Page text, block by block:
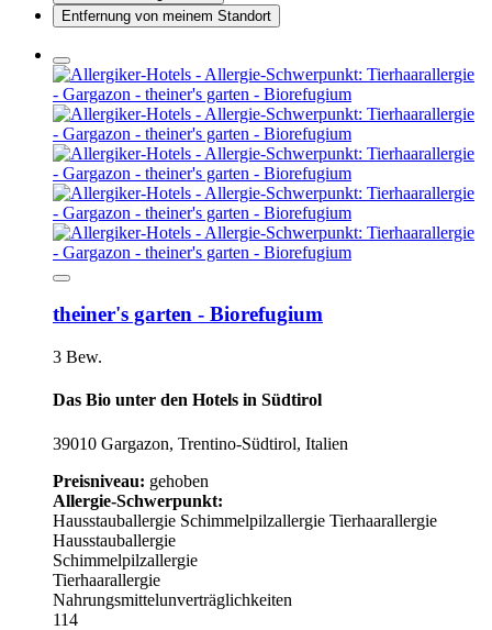
Entfernung von meinem Standort
theiner's garten - Biorefugium
3 Bew.
Das Bio unter den Hotels in Südtirol
39010 Gargazon, Trentino-Südtirol, Italien
Preisniveau: gehoben
Allergie-Schwerpunkt:
Hausstauballergie Schimmelpilzallergie Tierhaarallergie
Hausstauballergie
Schimmelpilzallergie
Tierhaarallergie
Nahrungsmittelunverträglichkeiten
114